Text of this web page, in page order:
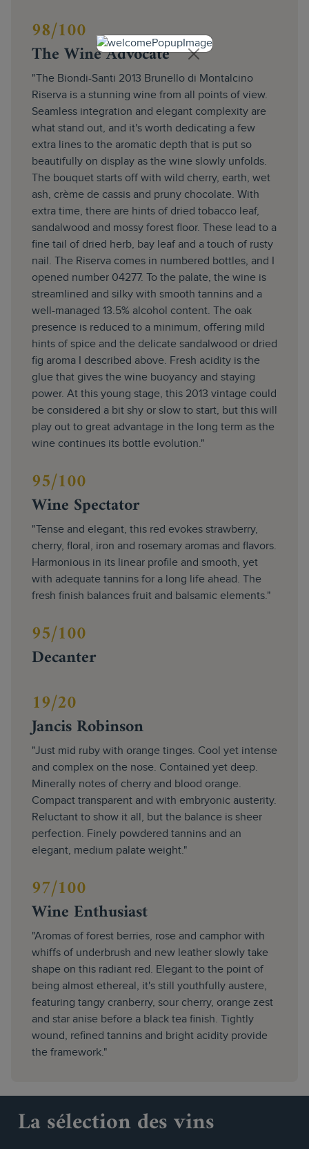
98/100
The Wine Advocate
"The Biondi-Santi 2013 Brunello di Montalcino
Riserva is a stunning wine from all points of view.
Seamless integration and elegant complexity are
what stand out, and it's worth dedicating a few
extra lines to the aromatic depth that is put so
beautifully on display as the wine slowly unfolds.
The bouquet starts off with wild cherry, earth, wet
ash, crème de cassis and pruny chocolate. With
extra time, there are hints of dried tobacco leaf,
sandalwood and mossy forest floor. These lead to a
fine tail of dried herb, bay leaf and a touch of rusty
nail. The Riserva comes in numbered bottles, and I
opened number 04277. To the palate, the wine is
streamlined and silky with smooth tannins and a
well-managed 13.5% alcohol content. The oak
presence is reduced to a minimum, offering mild
hints of spice and the delicate sandalwood or dried
fig aroma I described above. Fresh acidity is the
glue that gives the wine buoyancy and staying
power. At this young stage, this 2013 vintage could
be considered a bit shy or slow to start, but this will
play out to great advantage in the long term as the
wine continues its bottle evolution."
95/100
Wine Spectator
"Tense and elegant, this red evokes strawberry,
cherry, floral, iron and rosemary aromas and flavors.
Harmonious in its linear profile and smooth, yet
with adequate tannins for a long life ahead. The
fresh finish balances fruit and balsamic elements."
95/100
Decanter
19/20
Jancis Robinson
"Just mid ruby with orange tinges. Cool yet intense
and complex on the nose. Contained yet deep.
Minerally notes of cherry and blood orange.
Compact transparent and with embryonic austerity.
Reluctant to show it all, but the balance is sheer
perfection. Finely powdered tannins and an
elegant, medium palate weight."
97/100
Wine Enthusiast
"Aromas of forest berries, rose and camphor with
whiffs of underbrush and new leather slowly take
shape on this radiant red. Elegant to the point of
being almost ethereal, it's still youthfully austere,
featuring tangy cranberry, sour cherry, orange zest
and star anise before a black tea finish. Tightly
wound, refined tannins and bright acidity provide
the framework."
La sélection des vins